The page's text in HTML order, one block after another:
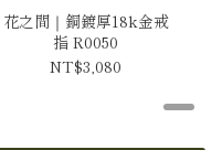
花之間｜銅鍍厚18k金戒
指 R0050
NT$3,080